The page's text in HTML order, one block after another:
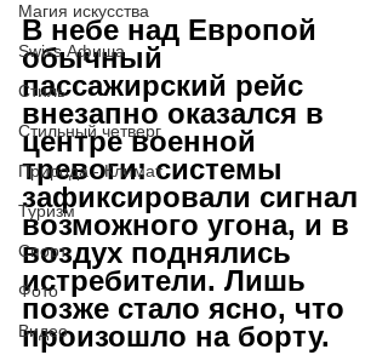
Магия искусства
Swiss Афиша
Стиль
Стильный четверг
Природа - Климат
Туризм
Спорт
Фото
Видео
В небе над Европой
обычный
пассажирский рейс
внезапно оказался в
центре военной
тревоги: системы
зафиксировали сигнал
возможного угона, и в
воздух поднялись
истребители. Лишь
позже стало ясно, что
произошло на борту.